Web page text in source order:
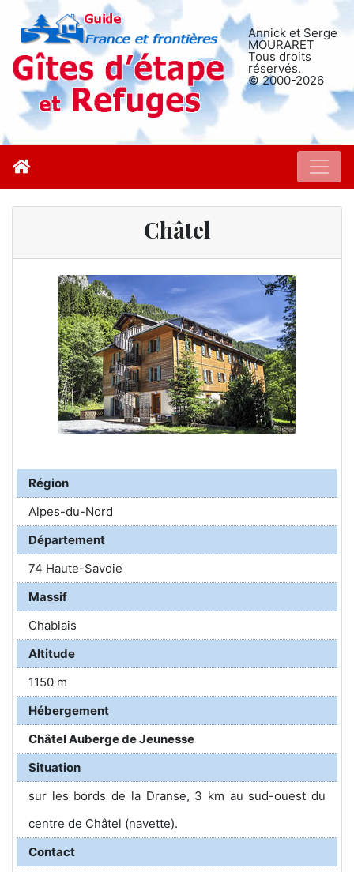
Annick et Serge
MOURARET
Tous droits
réservés.
© 2000-2026
Châtel
Région
Alpes-du-Nord
Département
74 Haute-Savoie
Massif
Chablais
Altitude
1150 m
Hébergement
Châtel Auberge de Jeunesse
Situation
sur les bords de la Dranse, 3 km au sud-ouest du
centre de Châtel (navette).
Contact